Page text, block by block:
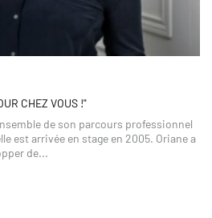
CHEZ VOUS !"
de son parcours professionnel
est arrivée en stage en 2005. Oriane a
de...